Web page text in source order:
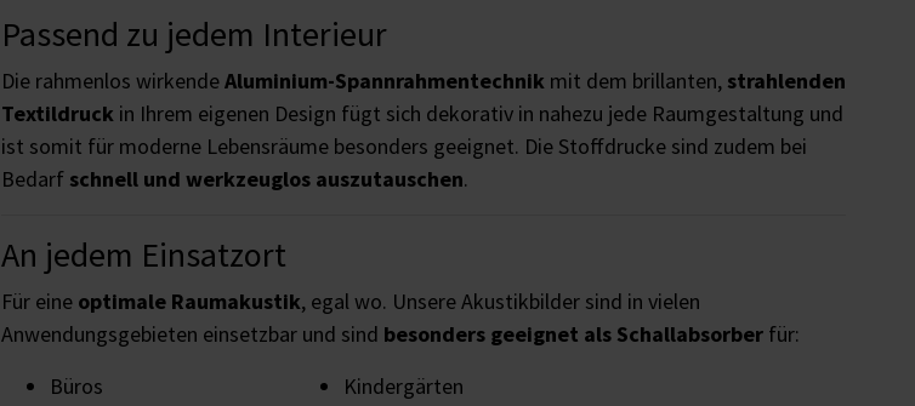
Passend zu jedem Interieur
Die rahmenlos wirkendeAluminium-Spannrahmentechnik mit dem brillanten, strahlenden
Textildruck in Ihrem eigenen Design fügt sich dekorativ in nahezu jede Raumgestaltung und
ist somit für moderne Lebensräume besonders geeignet. Die Stoffdrucke sind zudem bei
Bedarf schnell und werkzeuglos auszutauschen.
An jedem Einsatzort
Für eine optimale Raumakustik, egal wo. Unsere Akustikbilder sind in vielen
Anwendungsgebieten einsetzbar und sind besonders geeignet als Schallabsorber für:
Büros
Kindergärten